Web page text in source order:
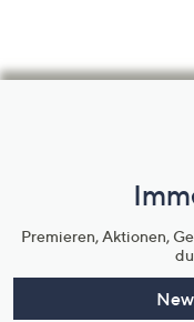
Premieren, Aktionen,